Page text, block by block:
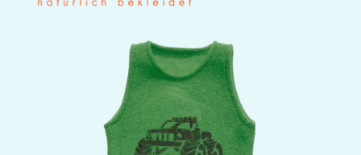
Bildergalerie überspringen